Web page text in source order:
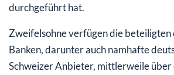
durchgeführt hat.
Zweifelsohne verfügen die beteiligten
Banken, darunter auch namhafte
Schweizer Anbieter, mittlerweile über